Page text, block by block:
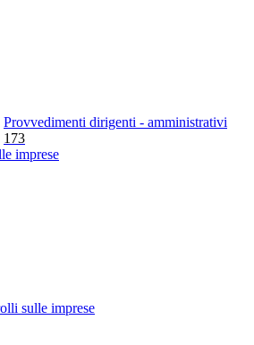
Provvedimenti dirigenti - amministrativi
173
imprese
sulle imprese